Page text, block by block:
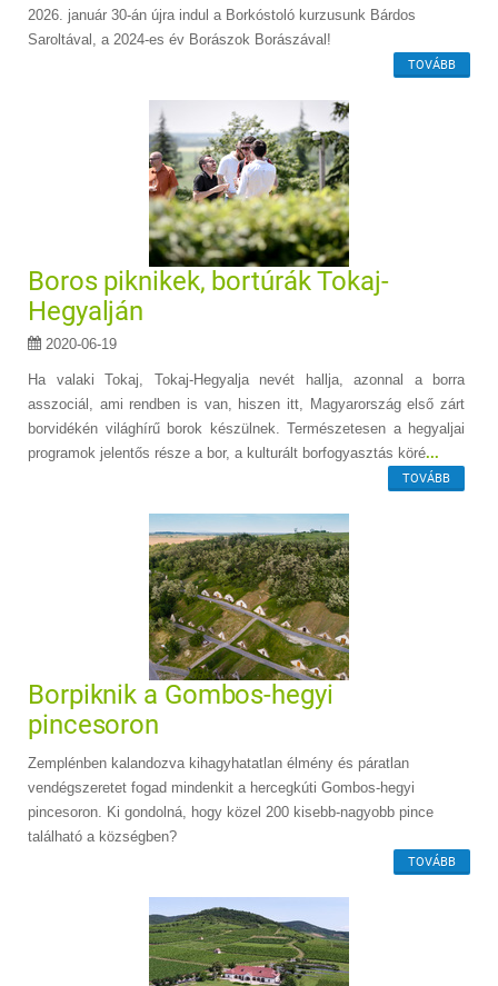
2026. január 30-án újra indul a Borkóstoló kurzusunk Bárdos
Saroltával, a 2024-es év Borászok Borászával!
TOVÁBB
Boros piknikek, bortúrák Tokaj-
Hegyalján
2020-06-19
Ha valaki Tokaj, Tokaj-Hegyalja nevét hallja, azonnal a borra
asszociál, ami rendben is van, hiszen itt, Magyarország első zárt
borvidékén világhírű borok készülnek. Természetesen a hegyaljai
programok jelentős része a bor, a kulturált borfogyasztás köré...
TOVÁBB
Borpiknik a Gombos-hegyi
pincesoron
Zemplénben kalandozva kihagyhatatlan élmény és páratlan
vendégszeretet fogad mindenkit a hercegkúti Gombos-hegyi
pincesoron. Ki gondolná, hogy közel 200 kisebb-nagyobb pince
található a községben?
TOVÁBB